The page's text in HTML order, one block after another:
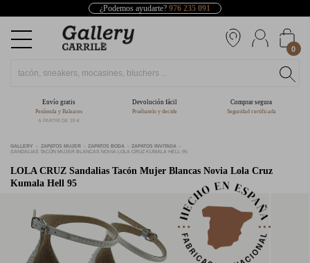
¿Podemos ayudarte? 976 235 091
0
Envío gratis
Península y Baleares
A PARTIR DE 39 €
Devolución fácil
Pruébatelo y decide
Comprar segura
Seguridad certificada
GALLERY ZAPATOS MUJER ZAPATOS BODA
ZAPATOS INVITADA
SANDALIAS TACÓN MUJER BLANCAS NOVIA LOLA CRUZ KUMALA HELL 95
LOLA CRUZ Sandalias Tacón Mujer Blancas Novia Lola Cruz
Kumala Hell 95